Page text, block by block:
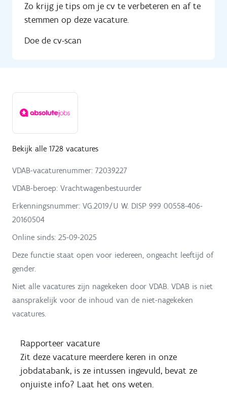
Zo krijg je tips om je cv te verbeteren en af te
stemmen op deze vacature.
Doe de cv-scan
Bekijk alle 1728 vacatures
VDAB-vacaturenummer: 72039227
VDAB-beroep: Vrachtwagenbestuurder
Erkenningsnummer: VG.2019/U W. DISP 999 00558-406-
20160504
Online sinds: 25-09-2025
Deze functie staat open voor iedereen, ongeacht leeftijd of
gender.
Niet alle vacatures zijn nagekeken door VDAB. VDAB is niet
aansprakelijk voor de inhoud van de niet-nagekeken
vacatures.
Rapporteer vacature
Zit deze vacature meerdere keren in onze
jobdatabank, is ze intussen ingevuld, bevat ze
onjuiste info? Laat het ons weten.